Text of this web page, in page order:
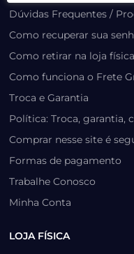
Dúvidas Frequentes /
Como recuperar sua
Como retirar na loja
Como funciona o Frete
Troca e Garantia
Política: Troca, garantia,
Comprar nesse site é
Formas de pagamento
Trabalhe Conosco
Minha Conta
LOJA FÍSICA